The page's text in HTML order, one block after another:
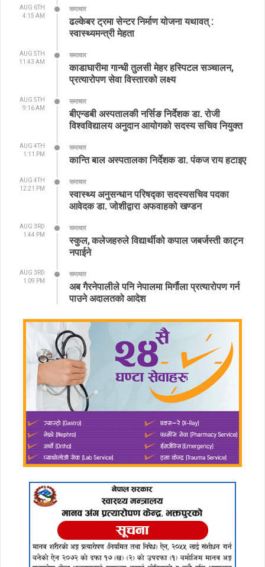
AUG 6TH
4:15 AM
समाचार
ढल्केबर ट्रमा सेन्टर निर्माण योजना यथावत् :
स्वास्थ्यमन्त्री मेहता
AUG 5TH
11:43 AM
समाचार
काडाघारीमा गान्धी तुलसी मेहर हस्पिटल सञ्चालन,
प्रत्यारोपण सेवा विस्तारको लक्ष्य
AUG 5TH
9:16 AM
समाचार
बीएन्डबी अस्पतालकी नर्सिङ निर्देशक डा. रोजी
विश्वविद्यालय अनुदान आयोगको सदस्य सचिव नियुक्त
AUG 4TH
1:11 PM
समाचार
कान्ति बाल अस्पतालका निर्देशक डा. पंकज राय हटाइए
AUG 4TH
12:21 PM
समाचार
स्वास्थ्य अनुसन्धान परिषद्का सदस्यसचिव पदका
आवेदक डा. जोशीद्वारा अफवाहको खण्डन
AUG 3RD
1:44 PM
समाचार
स्कुल, कलेजहरुले विद्यार्थीको कपाल जबर्जस्ती काट्न
नपाईने
AUG 3RD
1:09 PM
समाचार
अब गैरनेपालीले पनि नेपालमा मिर्गौला प्रत्यारोपण गर्न
पाउने अदालतको आदेश